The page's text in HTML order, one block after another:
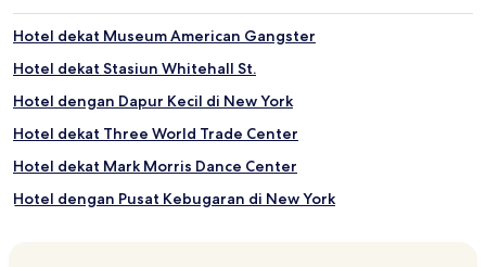
Hotel dekat Museum American Gangster
Hotel dekat Stasiun Whitehall St.
Hotel dengan Dapur Kecil di New York
Hotel dekat Three World Trade Center
Hotel dekat Mark Morris Dance Center
Hotel dengan Pusat Kebugaran di New York